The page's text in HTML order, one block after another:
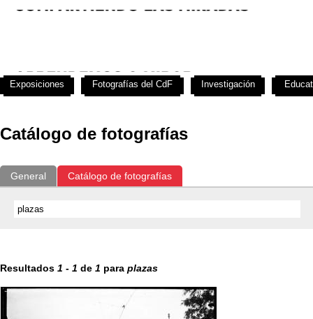
Catálogo de fotografías
General Catálogo de fotografías
Resultados 1 - 1 de 1 para plazas
Exposiciones Fotografías del CdF Investigación